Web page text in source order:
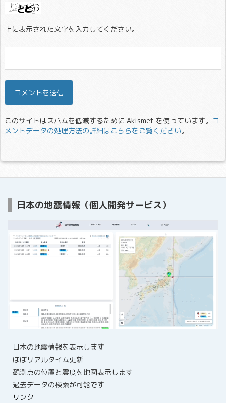
上に表示された文字を入力してください。
このサイトはスパムを低減するために Akismet を使っています。 コ
メントデータの処理方法の詳細はこちらをご覧ください。
日本の地震情報（個人開発サービス）
日本の地震情報を表示します
ほぼリアルタイム更新
観測点の位置と震度を地図表示します
過去データの検索が可能です
リンク